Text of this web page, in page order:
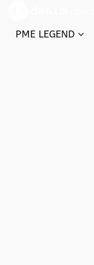
PME LEGEND